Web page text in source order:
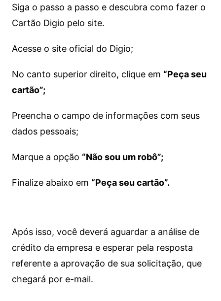
Siga o passo a passo e descubra como fazer o
Cartão Digio pelo site.
Acesse o site oficial do Digio;
No canto superior direito, clique em “Peça seu
cartão”;
Preencha o campo de informações com seus
dados pessoais;
Marque a opção “Não sou um robô”;
Finalize abaixo em “Peça seu cartão”.
Após isso, você deverá aguardar a análise de
crédito da empresa e esperar pela resposta
referente a aprovação de sua solicitação, que
chegará por e-mail.